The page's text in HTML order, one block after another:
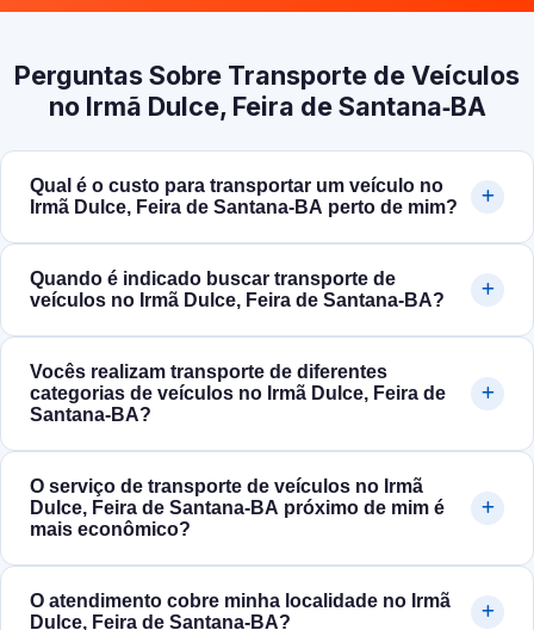
Perguntas Sobre Transporte de Veículos
no Irmã Dulce, Feira de Santana‑BA
Qual é o custo para transportar um veículo no
Irmã Dulce, Feira de Santana‑BA perto de mim?
Quando é indicado buscar transporte de
veículos no Irmã Dulce, Feira de Santana‑BA?
Vocês realizam transporte de diferentes
categorias de veículos no Irmã Dulce, Feira de
Santana‑BA?
O serviço de transporte de veículos no Irmã
Dulce, Feira de Santana‑BA próximo de mim é
mais econômico?
O atendimento cobre minha localidade no Irmã
Dulce, Feira de Santana‑BA?